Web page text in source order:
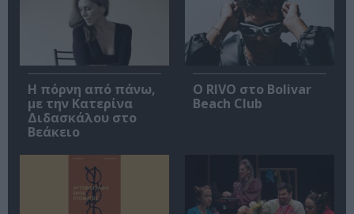
Η πόρνη από πάνω,
με την Κατερίνα
Διδασκάλου στο
Βεάκειο
Ο RIVO στο Bolivar
Beach Club